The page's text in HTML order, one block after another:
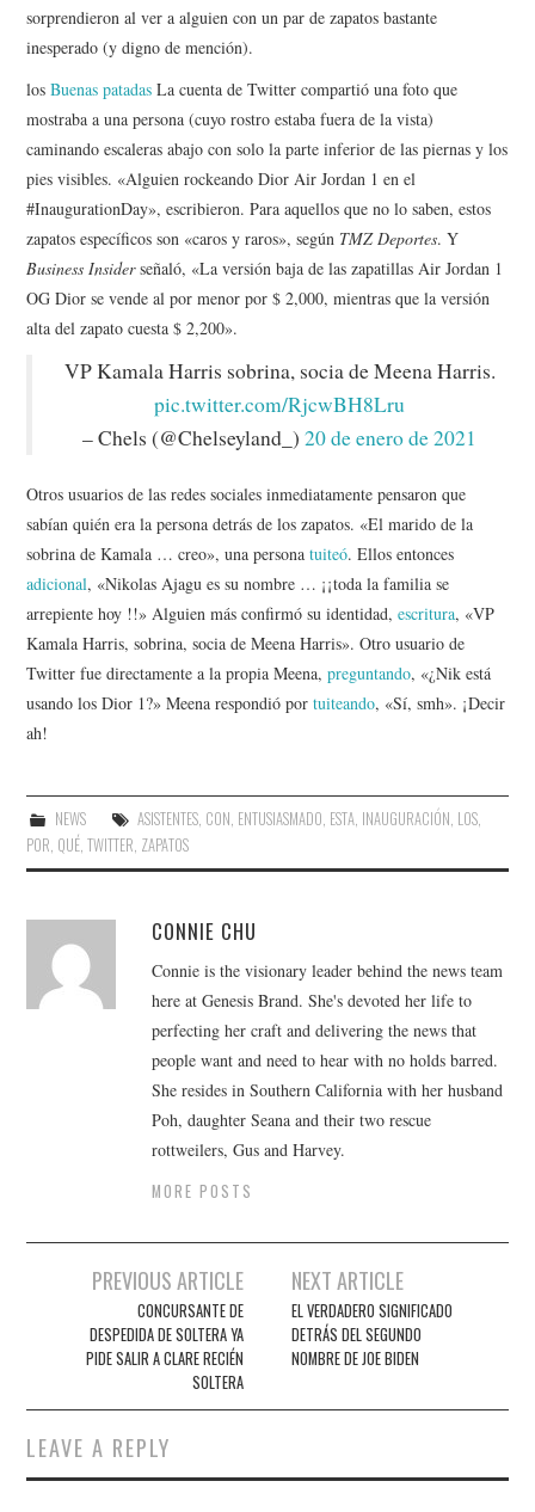
sorprendieron al ver a alguien con un par de zapatos bastante
inesperado (y digno de mención).
losBuenas patadas La cuenta de Twitter compartió una foto que
mostraba a una persona (cuyo rostro estaba fuera de la vista)
caminando escaleras abajo con solo la parte inferior de las piernas y los
pies visibles. «Alguien rockeando Dior Air Jordan 1 en el
#InaugurationDay», escribieron. Para aquellos que no lo saben, estos
zapatos específicos son «caros y raros», según TMZ Deportes. Y
Business Insiderseñaló, «La versión baja de las zapatillas Air Jordan 1
OG Dior se vende al por menor por $ 2,000, mientras que la versión
alta del zapato cuesta $ 2,200».
VP Kamala Harris sobrina, socia de Meena Harris.
pic.twitter.com/RjcwBH8Lru
– Chels (@Chelseyland_) 20 de enero de 2021
Otros usuarios de las redes sociales inmediatamente pensaron que
sabían quién era la persona detrás de los zapatos. «El marido de la
sobrina de Kamala … creo», una personatuiteó. Ellos entonces
adicional, «Nikolas Ajagu es su nombre … ¡¡toda la familia se
arrepiente hoy !!» Alguien más confirmó su identidad,escritura, «VP
Kamala Harris, sobrina, socia de Meena Harris». Otro usuario de
Twitter fue directamente a la propia Meena,preguntando, «¿Nik está
usando los Dior 1?» Meena respondió portuiteando, «Sí, smh». ¡Decir
ah!
NEWS ASISTENTES, CON, ENTUSIASMADO, ESTA, INAUGURACIÓN, LOS,
POR, QUÉ,TWITTER, ZAPATOS
CONNIE CHU
Connie is the visionary leader behind the news team
here at Genesis Brand. She's devoted her life to
perfecting her craft and delivering the news that
people want and need to hear with no holds barred.
She resides in Southern California with her husband
Poh, daughter Seana and their two rescue
rottweilers, Gus and Harvey.
MORE POSTS
navigation
PREVIOUS ARTICLE
CONCURSANTE DE
DESPEDIDA DE SOLTERA YA
PIDE SALIR A CLARE RECIÉN
SOLTERA
NEXT ARTICLE
EL VERDADERO SIGNIFICADO
DETRÁS DEL SEGUNDO
NOMBRE DE JOE BIDEN
LEAVE A REPLY